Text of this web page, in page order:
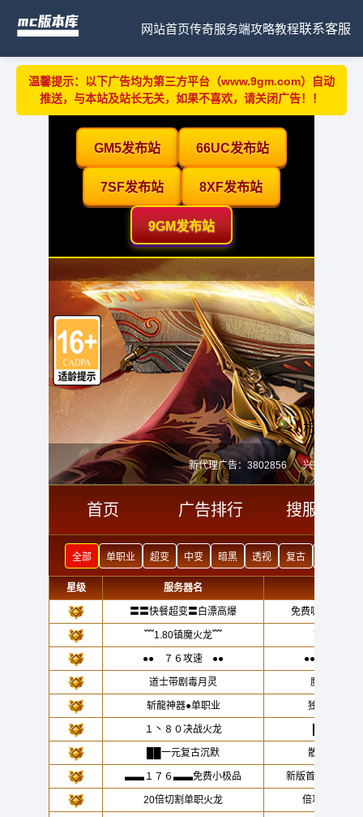
网站首页传奇服务端攻略教程联系客服
温馨提示：以下广告均为第三方平台（www.9gm.com）自动
推送，与本站及站长无关，如果不喜欢，请关闭广告！！